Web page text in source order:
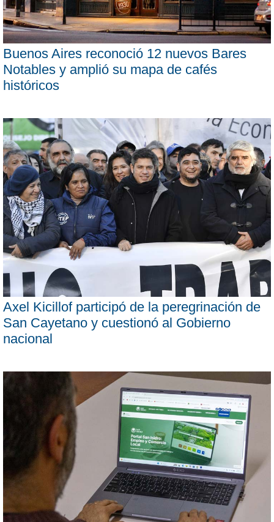
Buenos Aires reconoció 12 nuevos Bares
Notables y amplió su mapa de cafés
históricos
Axel Kicillof participó de la peregrinación de
San Cayetano y cuestionó al Gobierno
nacional